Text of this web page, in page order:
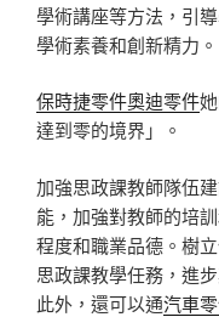
學術講座等方法，引
學術素養和創新精力。
保時捷零件奧迪零件
達到零的境界」。
加強思政課教師隊伍
能，加強對教師的培
程度和職業品德。樹
思政課教學任務，進
此外，還可以通汽車